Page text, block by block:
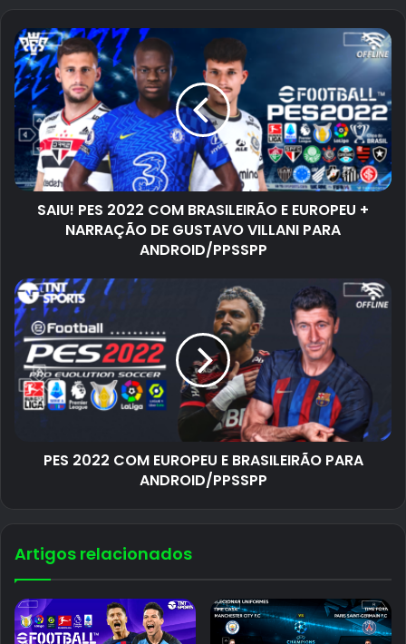
SAIU! PES 2022 COM BRASILEIRÃO E EUROPEU +
NARRAÇÃO DE GUSTAVO VILLANI PARA
ANDROID/PPSSPP
PES 2022 COM EUROPEU E BRASILEIRÃO PARA
ANDROID/PPSSPP
Artigos relacionados